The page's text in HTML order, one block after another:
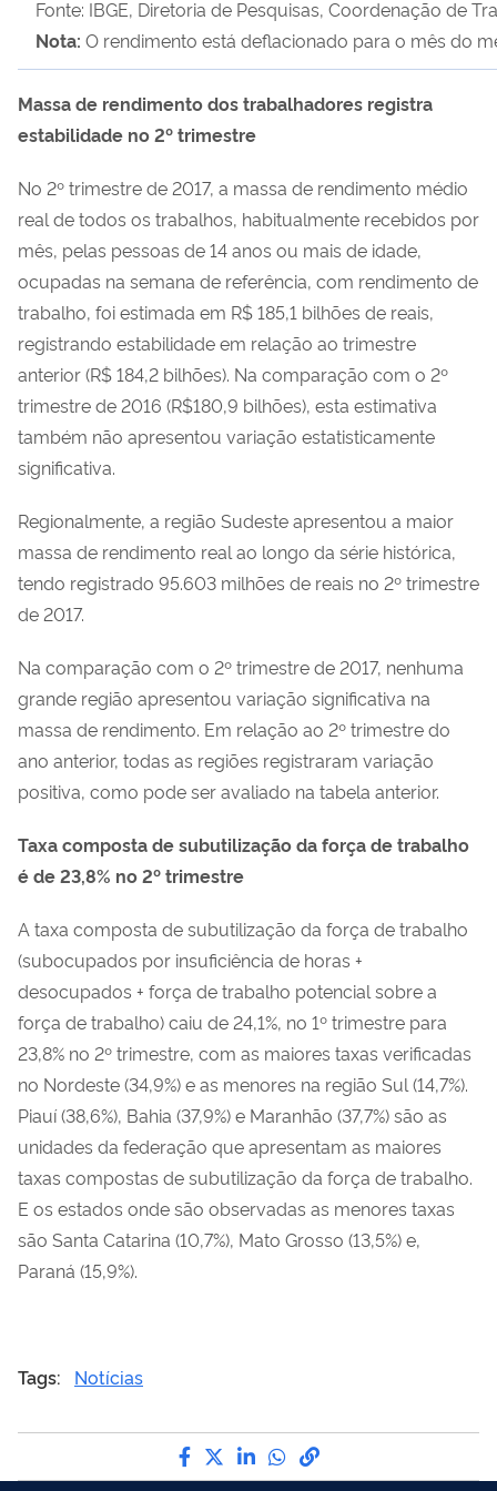
Fonte: IBGE, Diretoria de Pesquisas, Coordenação de
Nota: O rendimento está deflacionado para o mês do
Massa de rendimento dos trabalhadores registra
estabilidade no 2º trimestre
No 2º trimestre de 2017, a massa de rendimento médio
real de todos os trabalhos, habitualmente recebidos por
mês, pelas pessoas de 14 anos ou mais de idade,
ocupadas na semana de referência, com rendimento de
trabalho, foi estimada em R$ 185,1 bilhões de reais,
registrando estabilidade em relação ao trimestre
anterior (R$ 184,2 bilhões). Na comparação com o 2º
trimestre de 2016 (R$180,9 bilhões), esta estimativa
também não apresentou variação estatisticamente
significativa.
Regionalmente, a região Sudeste apresentou a maior
massa de rendimento real ao longo da série histórica,
tendo registrado 95.603 milhões de reais no 2º trimestre
de 2017.
Na comparação com o 2º trimestre de 2017, nenhuma
grande região apresentou variação significativa na
massa de rendimento. Em relação ao 2º trimestre do
ano anterior, todas as regiões registraram variação
positiva, como pode ser avaliado na tabela anterior.
Taxa composta de subutilização da força de trabalho
é de 23,8% no 2º trimestre
A taxa composta de subutilização da força de trabalho
(subocupados por insuficiência de horas +
desocupados + força de trabalho potencial sobre a
força de trabalho) caiu de 24,1%, no 1º trimestre para
23,8% no 2º trimestre, com as maiores taxas verificadas
no Nordeste (34,9%) e as menores na região Sul (14,7%).
Piauí (38,6%), Bahia (37,9%) e Maranhão (37,7%) são as
unidades da federação que apresentam as maiores
taxas compostas de subutilização da força de trabalho.
E os estados onde são observadas as menores taxas
são Santa Catarina (10,7%), Mato Grosso (13,5%) e,
Paraná (15,9%).
Tags: Notícias
Compartilhe por Facebook
Compartilhe por Twitter
Compartilhe por
Compartilhe por
link para Copiar